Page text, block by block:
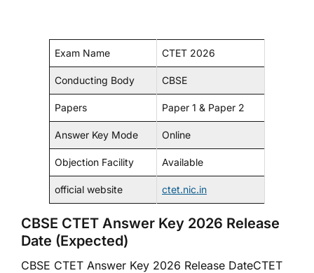
Exam Name CTET 2026
Conducting Body CBSE
Papers Paper 1 & Paper 2
Answer Key Mode Online
Objection Facility Available
official website ctet.nic.in
CBSE CTET Answer Key 2026 Release
Date (Expected)
CBSE CTET Answer Key 2026 Release DateCTET